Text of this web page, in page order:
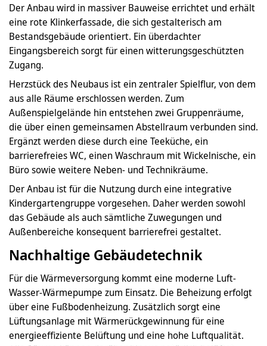
Der Anbau wird in massiver Bauweise errichtet und erhält
eine rote Klinkerfassade, die sich gestalterisch am
Bestandsgebäude orientiert. Ein überdachter
Eingangsbereich sorgt für einen witterungsgeschützten
Zugang.
Herzstück des Neubaus ist ein zentraler Spielflur, von dem
aus alle Räume erschlossen werden. Zum
Außenspielgelände hin entstehen zwei Gruppenräume,
die über einen gemeinsamen Abstellraum verbunden sind.
Ergänzt werden diese durch eine Teeküche, ein
barrierefreies WC, einen Waschraum mit Wickelnische, ein
Büro sowie weitere Neben- und Technikräume.
Der Anbau ist für die Nutzung durch eine integrative
Kindergartengruppe vorgesehen. Daher werden sowohl
das Gebäude als auch sämtliche Zuwegungen und
Außenbereiche konsequent barrierefrei gestaltet.
Nachhaltige Gebäudetechnik
Für die Wärmeversorgung kommt eine moderne Luft-
Wasser-Wärmepumpe zum Einsatz. Die Beheizung erfolgt
über eine Fußbodenheizung. Zusätzlich sorgt eine
Lüftungsanlage mit Wärmerückgewinnung für eine
energieeffiziente Belüftung und eine hohe Luftqualität.